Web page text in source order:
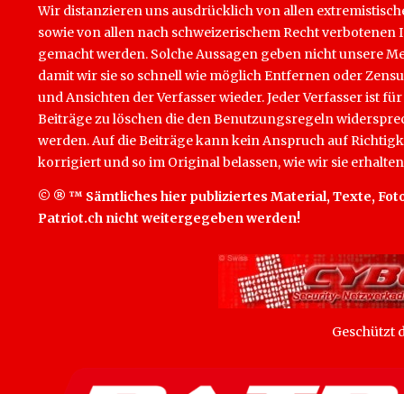
Wir distanzieren uns ausdrücklich von allen
sowie von allen nach schweizerischem Recht
gemacht werden. Solche Aussagen geben nicht unsere
damit wir sie so schnell wie möglich Entfernen oder
und Ansichten der Verfasser wieder. Jeder Verfasser ist
Beiträge zu löschen die den Benutzungsregeln
werden. Auf die Beiträge kann kein Anspruch auf
korrigiert und so im Original belassen, wie wir sie
© ® ™ Sämtliches hier publiziertes Material, Texte,
Patriot.ch nicht weitergegeben werden!
Geschützt